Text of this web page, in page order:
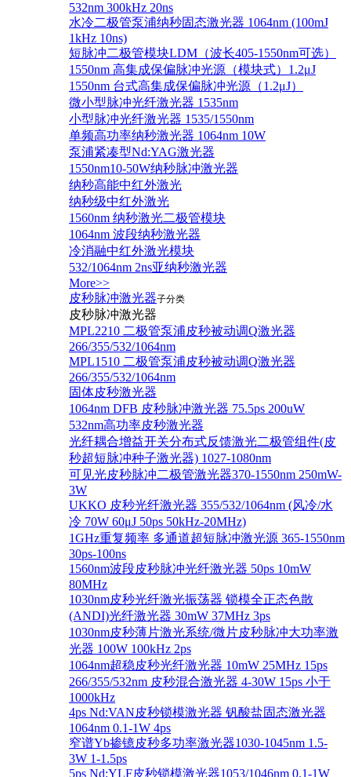
532nm 300kHz 20ns
水冷二极管泵浦纳秒固态激光器 1064nm (100mJ
1kHz 10ns)
短脉冲二极管模块LDM（波长405-1550nm可选）
1550nm 高集成保偏脉冲光源（模块式）1.2μJ
1550nm 台式高集成保偏脉冲光源（1.2μJ）
微小型脉冲光纤激光器 1535nm
小型脉冲光纤激光器 1535/1550nm
单频高功率纳秒激光器 1064nm 10W
泵浦紧凑型Nd:YAG激光器
1550nm10-50W纳秒脉冲激光器
纳秒高能中红外激光
纳秒级中红外激光
1560nm 纳秒激光二极管模块
1064nm 波段纳秒激光器
冷消融中红外激光模块
532/1064nm 2ns亚纳秒激光器
More>>
皮秒脉冲激光器子分类
皮秒脉冲激光器
​MPL2210 二极管泵浦皮秒被动调Q激光器
266/355/532/1064nm
MPL1510 二极管泵浦皮秒被动调Q激光器
266/355/532/1064nm
固体皮秒激光器
1064nm DFB 皮秒脉冲激光器 75.5ps 200uW
532nm高功率皮秒激光器
光纤耦合增益开关分布式反馈激光二极管组件(皮
秒超短脉冲种子激光器) 1027-1080nm
可见光皮秒脉冲二极管激光器370-1550nm 250mW-
3W
UKKO 皮秒光纤激光器 355/532/1064nm (风冷/水
冷 70W 60μJ 50ps 50kHz-20MHz)
1GHz重复频率 多通道超短脉冲激光源 365-1550nm
30ps-100ns
1560nm波段皮秒脉冲光纤激光器 50ps 10mW
80MHz
1030nm皮秒光纤激光振荡器 锁模全正态色散
(ANDI)光纤激光器 30mW 37MHz 3ps
1030nm皮秒薄片激光系统/微片皮秒脉冲大功率激
光器 100W 100kHz 2ps
1064nm超稳皮秒光纤激光器 10mW 25MHz 15ps
266/355/532nm 皮秒混合激光器 4-30W 15ps 小于
1000kHz
4ps Nd:VAN皮秒锁模激光器 钒酸盐固态激光器
1064nm 0.1-1W 4ps
窄谱Yb掺镱皮秒多功率激光器1030-1045nm 1.5-
3W 1-1.5ps
5ps Nd:YLF皮秒锁模激光器1053/1046nm 0.1-1W